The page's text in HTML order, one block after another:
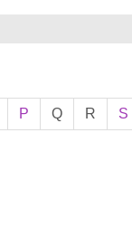
P Q R S